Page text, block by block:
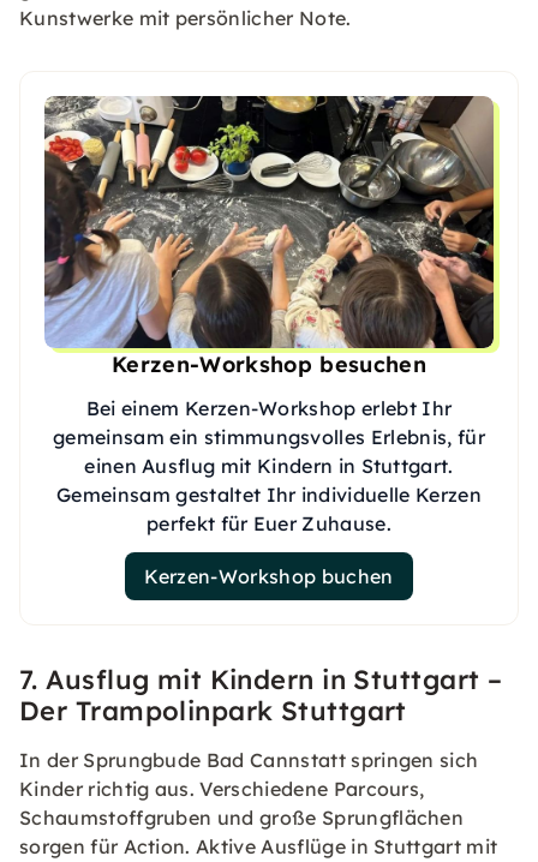
Kunstwerke mit persönlicher Note.
Kerzen-Workshop besuchen
Bei einem Kerzen-Workshop erlebt Ihr
gemeinsam ein stimmungsvolles Erlebnis, für
einen Ausflug mit Kindern in Stuttgart.
Gemeinsam gestaltet Ihr individuelle Kerzen
perfekt für Euer Zuhause.
Kerzen-Workshop buchen
7. Ausflug mit Kindern in Stuttgart –
Der Trampolinpark Stuttgart
In der Sprungbude Bad Cannstatt springen sich
Kinder richtig aus. Verschiedene Parcours,
Schaumstoffgruben und große Sprungflächen
sorgen für Action. Aktive Ausflüge in Stuttgart mit